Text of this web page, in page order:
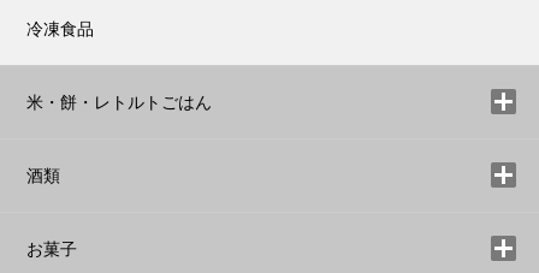
冷凍食品
米・餅・レトルトごはん
酒類
お菓子